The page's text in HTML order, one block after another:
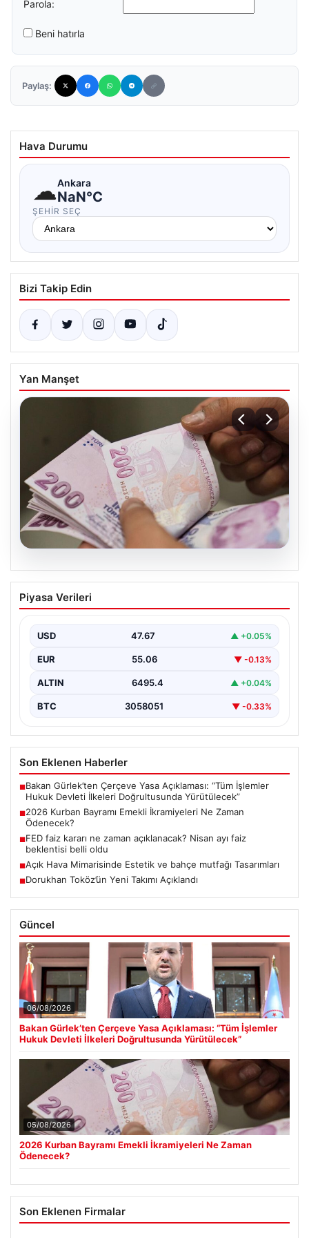
Parola:
Beni hatırla
Paylaş:
Hava Durumu
☁Ankara
NaN°C
ŞEHIR SEÇ
Bizi Takip Edin
Yan Manşet
05.08.2026
2026 Kurban Bayramı Emekli
İkramiyeleri Ne Zaman Ödenecek?
milyon emekli vatandaşın gözü kulağı bayram
ikramiyesi…
Piyasa Verileri
USD 47.67 ▲ +0.05%
EUR 55.06 ▼ -0.13%
ALTIN 6495.4 ▲ +0.04%
BTC 3058051 ▼ -0.33%
Son Eklenen Haberler
■Bakan Gürlek’ten Çerçeve Yasa Açıklaması: “Tüm İşlemler
Hukuk Devleti İlkeleri Doğrultusunda Yürütülecek”
■2026 Kurban Bayramı Emekli İkramiyeleri Ne Zaman
Ödenecek?
■FED faiz kararı ne zaman açıklanacak? Nisan ayı faiz
beklentisi belli oldu
■Açık Hava Mimarisinde Estetik ve bahçe mutfağı Tasarımları
■Dorukhan Toköz’ün Yeni Takımı Açıklandı
Güncel
06/08/2026
Bakan Gürlek’ten Çerçeve Yasa Açıklaması: “Tüm İşlemler
Hukuk Devleti İlkeleri Doğrultusunda Yürütülecek”
05/08/2026
2026 Kurban Bayramı Emekli İkramiyeleri Ne Zaman
Ödenecek?
Son Eklenen Firmalar